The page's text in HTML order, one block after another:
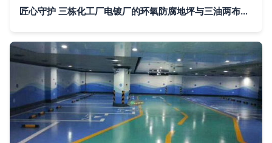
匠心守护 三栋化工厂电镀厂的环氧防腐地坪与三油两布工程实录